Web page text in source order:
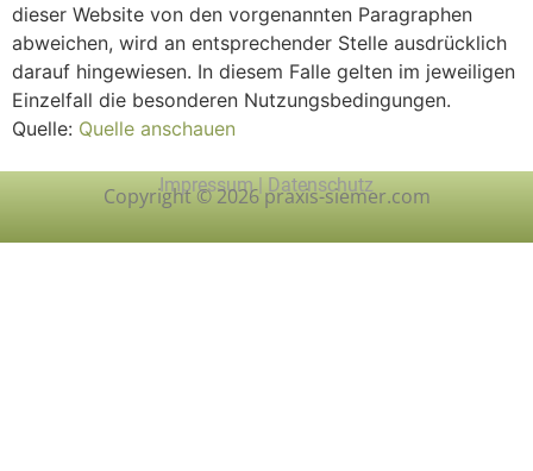
dieser Website von den vorgenannten Paragraphen
abweichen, wird an entsprechender Stelle ausdrücklich
darauf hingewiesen. In diesem Falle gelten im jeweiligen
Einzelfall die besonderen Nutzungsbedingungen.
Quelle: Quelle anschauen
Impressum| Datenschutz
Copyright © 2026 praxis-siemer.com